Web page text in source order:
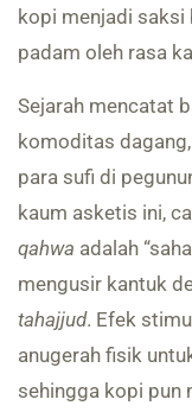
kopi menjadi saksi
padam oleh rasa
Sejarah mencatat
komoditas
para sufi di
kaum asketis ini,
qahwa adalah
mengusir kantuk
tahajjud. Efek
anugerah fisik
sehingga kopi pun